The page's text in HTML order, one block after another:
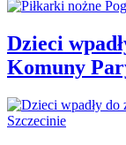
Dzieci
Komuny